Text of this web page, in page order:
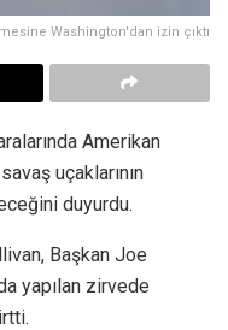
Washington'dan izin çıktı
Amerikan
uçaklarının
duyurdu.
Başkan Joe
yapılan zirvede